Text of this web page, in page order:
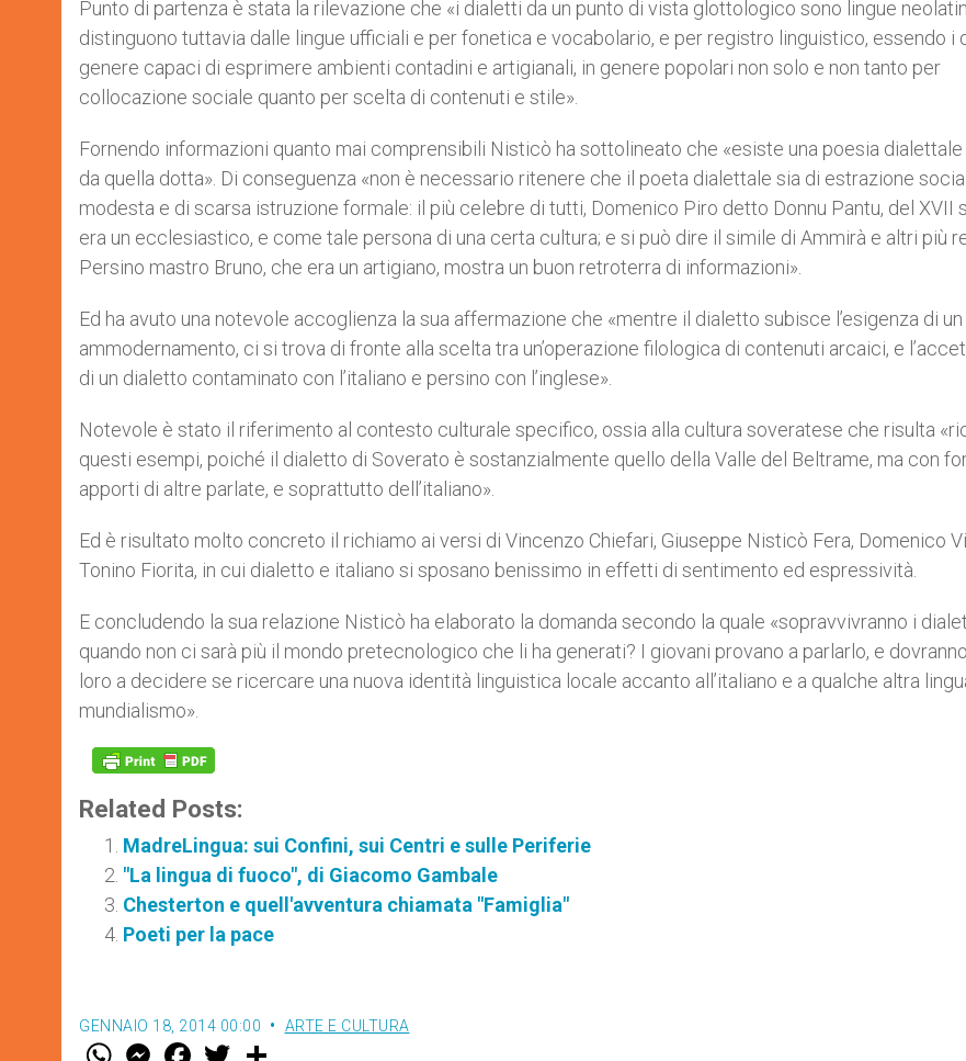
Punto di partenza è stata la rilevazione che «i dialetti da un punto di vista glottologico sono lingue
distinguono tuttavia dalle lingue ufficiali e per fonetica e vocabolario, e per registro linguistico, essendo i
genere capaci di esprimere ambienti contadini e artigianali, in genere popolari non solo e non tanto per
collocazione sociale quanto per scelta di contenuti e stile».
Fornendo informazioni quanto mai comprensibili Nisticò ha sottolineato che «esiste una poesia
da quella dotta». Di conseguenza «non è necessario ritenere che il poeta dialettale sia di estrazione
modesta e di scarsa istruzione formale: il più celebre di tutti, Domenico Piro detto Donnu Pantu, del XVII
era un ecclesiastico, e come tale persona di una certa cultura; e si può dire il simile di Ammirà e altri più
Persino mastro Bruno, che era un artigiano, mostra un buon retroterra di informazioni».
Ed ha avuto una notevole accoglienza la sua affermazione che «mentre il dialetto subisce l’esigenza di un
ammodernamento, ci si trova di fronte alla scelta tra un’operazione filologica di contenuti arcaici, e
di un dialetto contaminato con l’italiano e persino con l’inglese».
Notevole è stato il riferimento al contesto culturale specifico, ossia alla cultura soveratese che risulta
questi esempi, poiché il dialetto di Soverato è sostanzialmente quello della Valle del Beltrame, ma con
apporti di altre parlate, e soprattutto dell’italiano».
Ed è risultato molto concreto il richiamo ai versi di Vincenzo Chiefari, Giuseppe Nisticò Fera, Domenico
Tonino Fiorita, in cui dialetto e italiano si sposano benissimo in effetti di sentimento ed espressività.
E concludendo la sua relazione Nisticò ha elaborato la domanda secondo la quale «sopravvivranno i
quando non ci sarà più il mondo pretecnologico che li ha generati? I giovani provano a parlarlo, e
loro a decidere se ricercare una nuova identità linguistica locale accanto all’italiano e a qualche altra
mundialismo».
Related Posts:
MadreLingua: sui Confini, sui Centri e sulle Periferie
"La lingua di fuoco", di Giacomo Gambale
Chesterton e quell'avventura chiamata "Famiglia"
Poeti per la pace
GENNAIO 18, 2014 00:00 ARTE E CULTURA
W M F